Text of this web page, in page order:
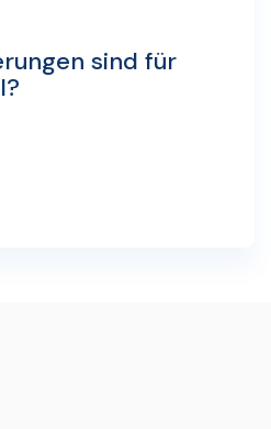
sind für